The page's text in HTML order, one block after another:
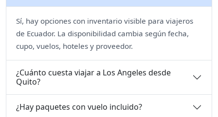
Sí, hay opciones con inventario visible para viajeros
de Ecuador. La disponibilidad cambia según fecha,
cupo, vuelos, hoteles y proveedor.
¿Cuánto cuesta viajar a Los Angeles desde
Quito?
¿Hay paquetes con vuelo incluido?